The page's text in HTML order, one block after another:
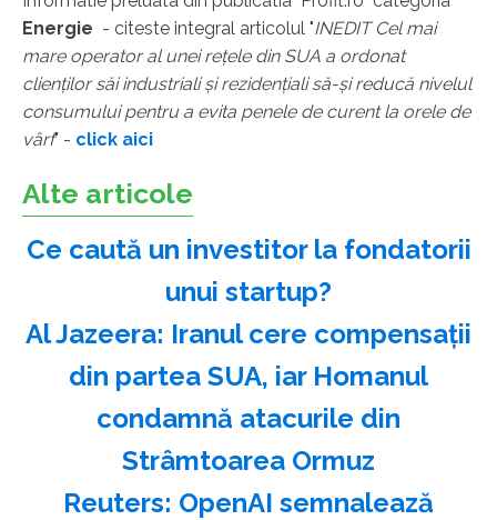
Energie - citeste integral articolul "INEDIT Cel mai
mare operator al unei rețele din SUA a ordonat
clienților săi industriali și rezidențiali să-și reducă nivelul
consumului pentru a evita penele de curent la orele de
vârf" - click aici
Alte articole
Ce caută un investitor la fondatorii
unui startup?
Al Jazeera: Iranul cere compensaţii
din partea SUA, iar Homanul
condamnă atacurile din
Strâmtoarea Ormuz
Reuters: OpenAI semnalează